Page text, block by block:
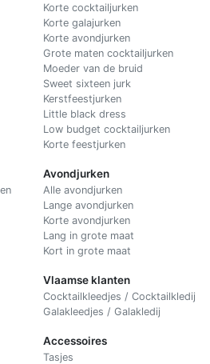
Korte cocktailjurken
Korte galajurken
Korte avondjurken
Grote maten cocktailjurken
Moeder van de bruid
Sweet sixteen jurk
Kerstfeestjurken
Little black dress
Low budget cocktailjurken
Korte feestjurken
Avondjurken
Alle avondjurken
Lange avondjurken
Korte avondjurken
Lang in grote maat
Kort in grote maat
Vlaamse klanten
Cocktailkleedjes / Cocktailkledij
Galakleedjes / Galakledij
Accessoires
Tasjes